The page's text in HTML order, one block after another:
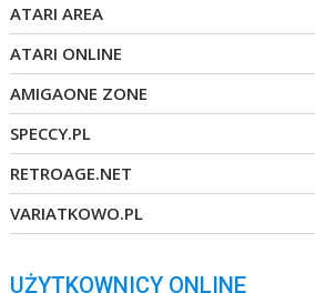
ATARI AREA
ATARI ONLINE
AMIGAONE ZONE
SPECCY.PL
RETROAGE.NET
VARIATKOWO.PL
UŻYTKOWNICY ONLINE